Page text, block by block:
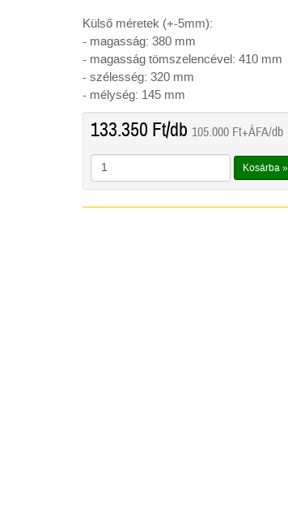
Külső méretek (+-5mm):
- magasság: 380 mm
- magasság tömszelencével: 410 mm
- szélesség: 320 mm
- mélység: 145 mm
133.350 Ft/db 105.000 Ft+ÁFA/db
Kosárba »